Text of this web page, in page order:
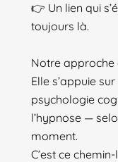
👉 Un lien qui
toujours là.
Notre approche
Elle s’appuie
psychologie
l’hypnose —
moment.
C’est ce